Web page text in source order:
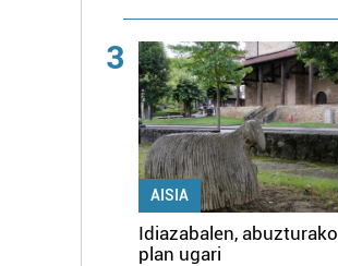
3
AISIA
Idiazabalen, abuzturako
plan ugari